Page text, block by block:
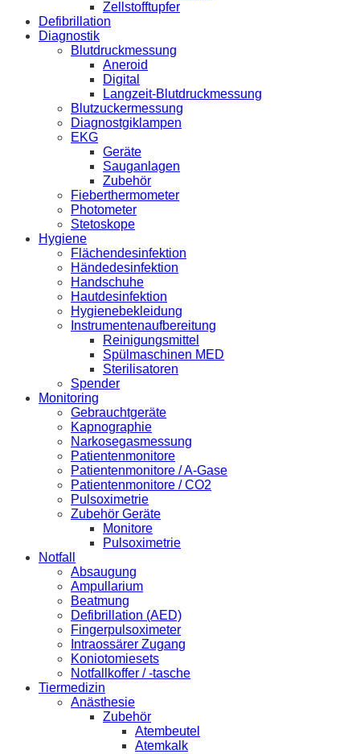
Zellstofftupfer
Defibrillation
Diagnostik
Blutdruckmessung
Aneroid
Digital
Langzeit-Blutdruckmessung
Blutzuckermessung
Diagnostgiklampen
EKG
Geräte
Sauganlagen
Zubehör
Fieberthermometer
Photometer
Stetoskope
Hygiene
Flächendesinfektion
Händedesinfektion
Handschuhe
Hautdesinfektion
Hygienebekleidung
Instrumentenaufbereitung
Reinigungsmittel
Spülmaschinen MED
Sterilisatoren
Spender
Monitoring
Gebrauchtgeräte
Kapnographie
Narkosegasmessung
Patientenmonitore
Patientenmonitore / A-Gase
Patientenmonitore / CO2
Pulsoximetrie
Zubehör Geräte
Monitore
Pulsoximetrie
Notfall
Absaugung
Ampullarium
Beatmung
Defibrillation (AED)
Fingerpulsoximeter
Intraossärer Zugang
Koniotomiesets
Notfallkoffer / -tasche
Tiermedizin
Anästhesie
Zubehör
Atembeutel
Atemkalk